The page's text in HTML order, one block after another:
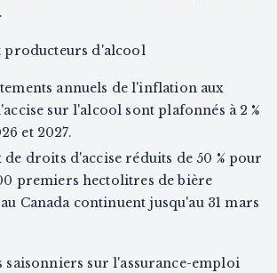
producteurs d'alcool
annuels de l'inflation aux
sur l'alcool sont plafonnés à 2 %
et 2027.
de droits d'accise réduits de 50 % pour
premiers hectolitres de bière
Canada continuent jusqu'au 31 mars
sur l'assurance-emploi